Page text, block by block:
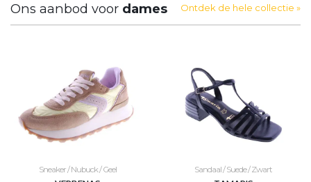
Ons aanbod voor dames Ontdek de hele collectie »
Sneaker / Nubuck / Geel
Sandaal / Suede / Zwart